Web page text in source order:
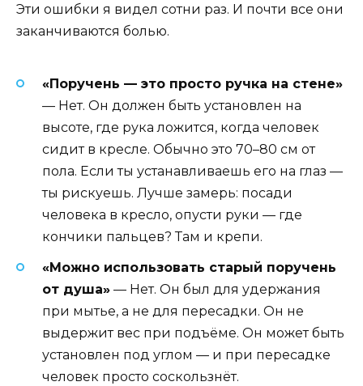
Эти ошибки я видел сотни раз. И почти все они
заканчиваются болью.
«Поручень — это просто ручка на стене»
— Нет. Он должен быть установлен на
высоте, где рука ложится, когда человек
сидит в кресле. Обычно это 70–80 см от
пола. Если ты устанавливаешь его на глаз —
ты рискуешь. Лучше замерь: посади
человека в кресло, опусти руки — где
кончики пальцев? Там и крепи.
«Можно использовать старый поручень
от душа» — Нет. Он был для удержания
при мытье, а не для пересадки. Он не
выдержит вес при подъёме. Он может быть
установлен под углом — и при пересадке
человек просто соскользнёт.